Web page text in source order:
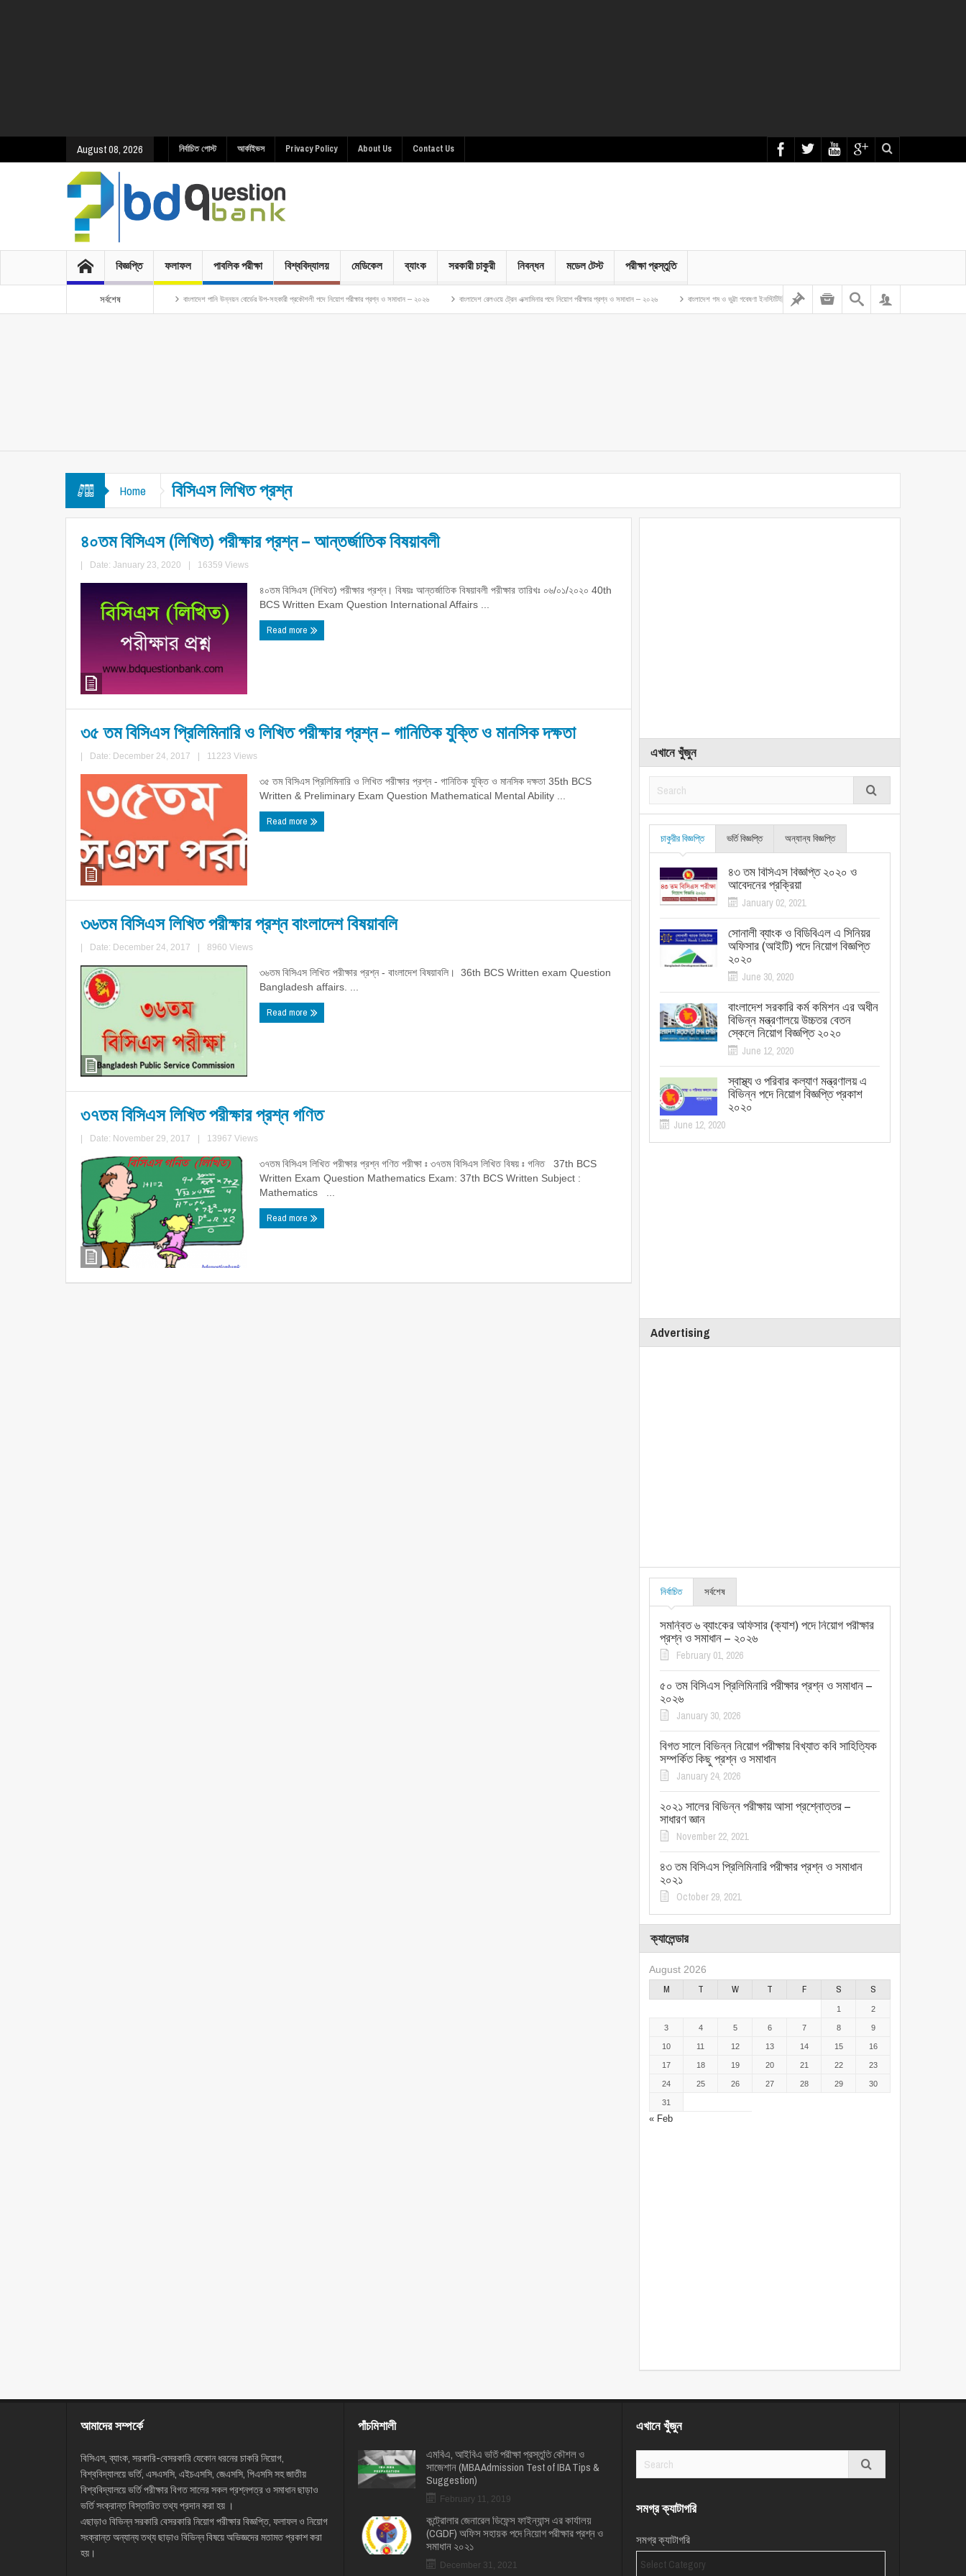
August 08, 2026 নির্বাচিত পোস্ট আর্কাইভস Privacy Policy About Us Contact Us
বিজ্ঞপ্তি ফলাফল পাবলিক পরীক্ষা বিশ্ববিদ্যালয় মেডিকেল ব্যাংক সরকারী চাকুরী নিবন্ধন মডেল টেস্ট পরীক্ষা প্রস্তুতি
সর্বশেষ
MCQ পরীক্ষার প্রশ্ন ও সমাধান ২০১৮ বাংলাদেশ পানি উন্নয়ন বোর্ডের উপ-সহকারী প্রকৌশলী পদে নিয়োগ পরীক্ষার প্রশ্ন ও সমাধান – ২০২৬ বাংলাদেশ রেলওয়ে ট্রেন এক্সামিনার পদে নিয়োগ পরীক্ষার প্রশ্ন ও সমাধান – ২০২৬ বাংলাদেশ গম ও ভুট্টা গবেষণা ইনস্টিটিউট এর অফিস সহকারী কাম কম্পিউটার মুদ্রাক্ষরিক নিয়োগ লিখিত প্রশ্ন সমাধান – ২০২৬
Home বিসিএস লিখিত প্রশ্ন
৪০তম বিসিএস (লিখিত) পরীক্ষার প্রশ্ন – আন্তর্জাতিক বিষয়াবলী
Date: January 23, 2020 16359 Views
৪০তম বিসিএস (লিখিত) পরীক্ষার প্রশ্ন। বিষয়ঃ আন্তর্জাতিক বিষয়াবলী পরীক্ষার তারিখঃ ০৬/০১/২০২০ 40th
BCS Written Exam Question International Affairs ...
Read more
৩৫ তম বিসিএস প্রিলিমিনারি ও লিখিত পরীক্ষার প্রশ্ন – গানিতিক যুক্তি ও মানসিক দক্ষতা
Date: December 24, 2017 11223 Views
৩৫ তম বিসিএস প্রিলিমিনারি ও লিখিত পরীক্ষার প্রশ্ন - গানিতিক যুক্তি ও মানসিক দক্ষতা 35th BCS
Written & Preliminary Exam Question Mathematical Mental Ability ...
Read more
৩৬তম বিসিএস লিখিত পরীক্ষার প্রশ্ন বাংলাদেশ বিষয়াবলি
Date: December 24, 2017 8960 Views
৩৬তম বিসিএস লিখিত পরীক্ষার প্রশ্ন - বাংলাদেশ বিষয়াবলি। 36th BCS Written exam Question
Bangladesh affairs. ...
Read more
৩৭তম বিসিএস লিখিত পরীক্ষার প্রশ্ন গণিত
Date: November 29, 2017 13967 Views
৩৭তম বিসিএস লিখিত পরীক্ষার প্রশ্ন গণিত পরীক্ষা ঃ ৩৭তম বিসিএস লিখিত বিষয় ঃ গনিত 37th BCS
Written Exam Question Mathematics Exam: 37th BCS Written Subject :
Mathematics ...
Read more
এখানে খুঁজুন
চাকুরীর বিজ্ঞপ্তি ভর্তি বিজ্ঞপ্তি অন্যান্য বিজ্ঞপ্তি
৪৩ তম বিসিএস বিজ্ঞপ্তি ২০২০ ও
আবেদনের প্রক্রিয়া
January 02, 2021
সোনালী ব্যাংক ও বিডিবিএল এ সিনিয়র
অফিসার (আইটি) পদে নিয়োগ বিজ্ঞপ্তি
২০২০
June 30, 2020
বাংলাদেশ সরকারি কর্ম কমিশন এর অধীন
বিভিন্ন মন্ত্রণালয়ে উচ্চতর বেতন
স্কেলে নিয়োগ বিজ্ঞপ্তি ২০২০
June 12, 2020
স্বাস্থ্য ও পরিবার কল্যাণ মন্ত্রণালয় এ
বিভিন্ন পদে নিয়োগ বিজ্ঞপ্তি প্রকাশ
২০২০
June 12, 2020
Advertising
নির্বাচিত সর্বশেষ
সমন্বিত ৬ ব্যাংকের অফিসার (ক্যাশ) পদে নিয়োগ পরীক্ষার
প্রশ্ন ও সমাধান – ২০২৬
February 01, 2026
৫০ তম বিসিএস প্রিলিমিনারি পরীক্ষার প্রশ্ন ও সমাধান –
২০২৬
January 30, 2026
বিগত সালে বিভিন্ন নিয়োগ পরীক্ষায় বিখ্যাত কবি সাহিত্যিক
সম্পর্কিত কিছু প্রশ্ন ও সমাধান
January 24, 2026
২০২১ সালের বিভিন্ন পরীক্ষায় আসা প্রশ্নোত্তর –
সাধারণ জ্ঞান
November 22, 2021
৪৩ তম বিসিএস প্রিলিমিনারি পরীক্ষার প্রশ্ন ও সমাধান
২০২১
October 29, 2021
ক্যালেন্ডার
August 2026
M T W T F S S
« Feb
1 2
3 4 5 6 7 8 9
10 11 12 13 14 15 16
17 18 19 20 21 22 23
24 25 26 27 28 29 30
31
আমাদের সম্পর্কে
বিসিএস, ব্যাংক, সরকারি-বেসরকারি যেকোন ধরনের চাকরি নিয়োগ,
বিশ্ববিদ্যালয়ে ভর্তি, এসএসসি, এইচএসসি, জেএসসি, পিএসসি সহ জাতীয়
বিশ্ববিদ্যালয়ে ভর্তি পরীক্ষার বিগত সালের সকল প্রশ্নপত্র ও সমাধান ছাড়াও
ভর্তি সংক্রান্ত বিস্তারিত তথ্য প্রদান করা হয় ।
এছাড়াও বিভিন্ন সরকারি বেসরকারি নিয়োগ পরীক্ষার বিজ্ঞপ্তি, ফলাফল ও নিয়োগ
সংক্রান্ত অন্যান্য তথ্য ছাড়াও বিভিন্ন বিষয়ে অভিজ্ঞদের মতামত প্রকাশ করা
হয়।
পাঁচমিশালী
এমবিএ, আইবিএ ভর্তি পরীক্ষা প্রস্তুতি কৌশল ও
সাজেশান (MBA Admission Test of IBA Tips &
Suggestion)
February 11, 2019
কন্ট্রোলার জেনারেল ডিফেন্স ফাইন্যান্স এর কার্যালয়
(CGDF) অফিস সহায়ক পদে নিয়োগ পরীক্ষার প্রশ্ন ও
সমাধান ২০২১
December 31, 2021
এখানে খুঁজুন
সমগ্র ক্যাটাগরি
সমগ্র ক্যাটাগরি